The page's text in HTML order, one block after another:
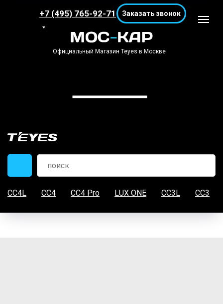
Официальный Магазин Teyes в Москве
+7 (495) 765-92-71 Заказать звонок
CC4L CC4 CC4 Pro LUX ONE CC3L CC3